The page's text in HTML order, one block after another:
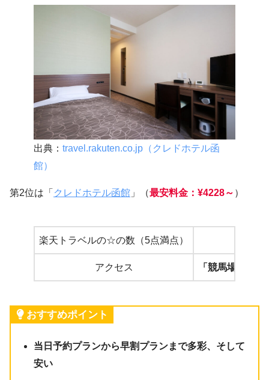
出典： travel.rakuten.co.jp（クレドホテル函
館）
第2位は「 クレドホテル函館 」（最安料金：¥4228～ ）
楽天トラベルの☆の数（5点満点）
アクセス 「競馬場前」
おすすめポイント
当日予約プランから早割プランまで多彩、そして
安い